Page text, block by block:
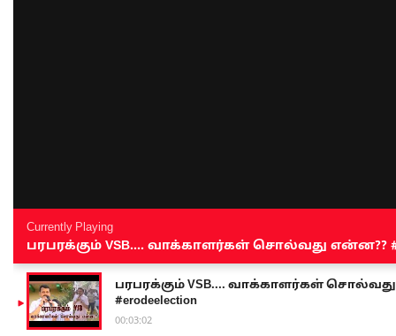
Currently Playing
பரபரக்கும் VSB.... வாக்காளர்கள் சொல்வது என்ன??
பரபரக்கும் VSB.... வாக்காளர்கள் சொல்வது
#erodeelection
00:03:02